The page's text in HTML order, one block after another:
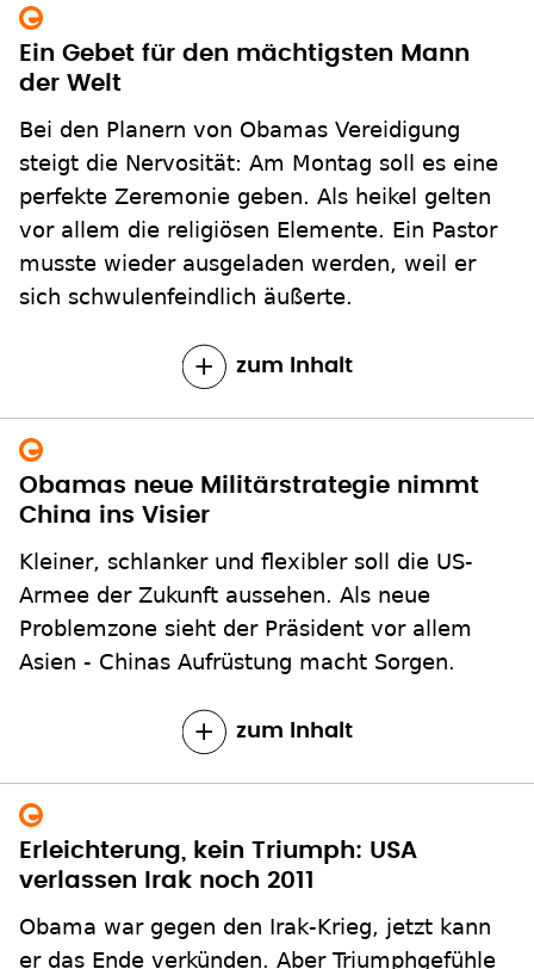
Ein Gebet für den mächtigsten Mann
der Welt
Bei den Planern von Obamas Vereidigung
steigt die Nervosität: Am Montag soll es eine
perfekte Zeremonie geben. Als heikel gelten
vor allem die religiösen Elemente. Ein Pastor
musste wieder ausgeladen werden, weil er
sich schwulenfeindlich äußerte.
zum Inhalt
Obamas neue Militärstrategie nimmt
China ins Visier
Kleiner, schlanker und flexibler soll die US-
Armee der Zukunft aussehen. Als neue
Problemzone sieht der Präsident vor allem
Asien - Chinas Aufrüstung macht Sorgen.
zum Inhalt
Erleichterung, kein Triumph: USA
verlassen Irak noch 2011
Obama war gegen den Irak-Krieg, jetzt kann
er das Ende verkünden. Aber Triumphgefühle